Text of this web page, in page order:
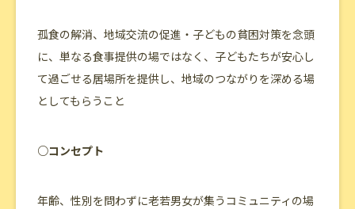
孤食の解消、地域交流の促進・子どもの貧困対策を念頭
に、単なる食事提供の場ではなく、子どもたちが安心し
て過ごせる居場所を提供し、地域のつながりを深める場
としてもらうこと
○コンセプト
年齢、性別を問わずに老若男女が集うコミュニティの場